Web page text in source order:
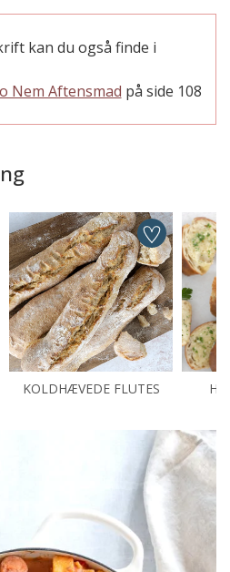
kan du også finde i
Nem Aftensmad på side 108
KOLDHÆVEDE FLUTES